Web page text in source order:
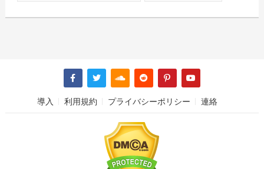
導入 利用規約 プライバシーポリシー 連絡